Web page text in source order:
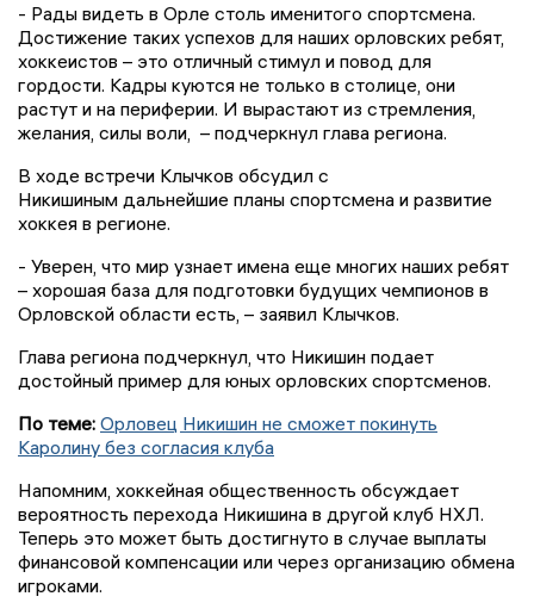
- Рады видеть в Орле столь именитого спортсмена.
Достижение таких успехов для наших орловских ребят,
хоккеистов – это отличный стимул и повод для
гордости. Кадры куются не только в столице, они
растут и на периферии. И вырастают из стремления,
желания, силы воли, – подчеркнул глава региона.
В ходе встречи Клычков обсудил с
Никишиным дальнейшие планы спортсмена и развитие
хоккея в регионе.
- Уверен, что мир узнает имена еще многих наших ребят
– хорошая база для подготовки будущих чемпионов в
Орловской области есть, – заявил Клычков.
Глава региона подчеркнул, что Никишин подает
достойный пример для юных орловских спортсменов.
По теме: Орловец Никишин не сможет покинуть
Каролину без согласия клуба
Напомним, хоккейная общественность обсуждает
вероятность перехода Никишина в другой клуб НХЛ.
Теперь это может быть достигнуто в случае выплаты
финансовой компенсации или через организацию обмена
игроками.